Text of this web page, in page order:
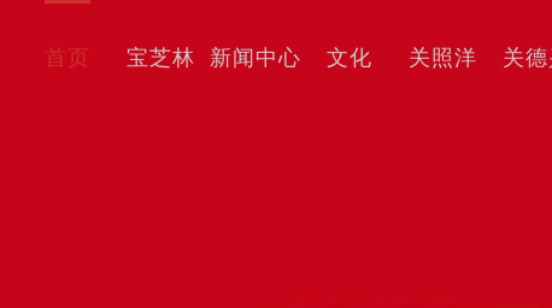
首页 宝芝林 新闻中心 文化 关照洋 关